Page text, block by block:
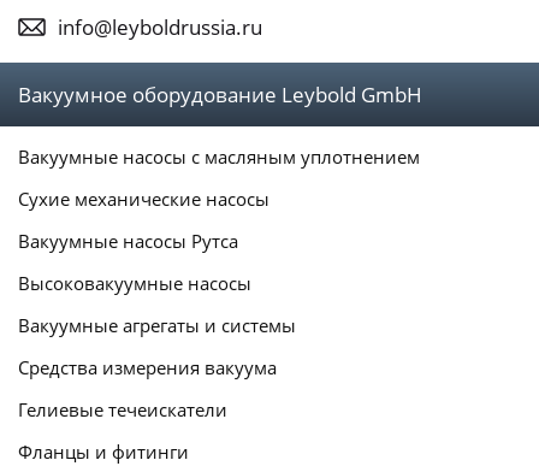
info@leyboldrussia.ru
Вакуумное оборудование Leybold GmbH
Вакуумные насосы с масляным уплотнением
Сухие механические насосы
Вакуумные насосы Рутса
Высоковакуумные насосы
Вакуумные агрегаты и системы
Средства измерения вакуума
Гелиевые течеискатели
Фланцы и фитинги